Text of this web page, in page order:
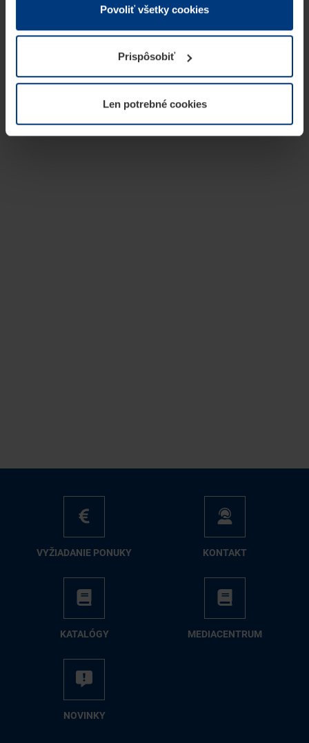
Z právneho hľadiska môžeme cookies ukladať na Vašom
prevádzku tejto stránky. Pre všetky ostatné typy cookie
potrebujeme Vaše povolenie. Vaše povolenie môžete
kedykoľvek zmeniť alebo odvolať vo vysvetlení cookie
našej webovej stránky.
Povoliť všetky cookies
Prispôsobiť
Len potrebné cookies
VY­ŽIA­DA­NIE PO­NU­KY KON­TAKT
KA­TA­LÓ­GY ME­DIA­CEN­TRUM
NO­VIN­KY